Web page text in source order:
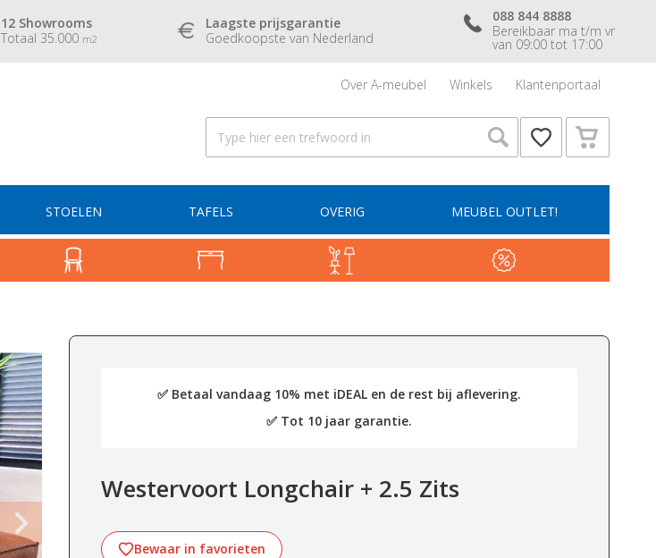
12 Showrooms
Totaal 35.000 m2
Laagste prijsgarantie
Goedkoopste van Nederland
088 844 8888
Bereikbaar ma t/m vr
van 09:00 tot 17:00
Over A-meubel Winkels Klantenportaal
STOELEN TAFELS OVERIG MEUBEL OUTLET!
✅ Betaal vandaag 10% met iDEAL en de rest bij aflevering.
✅ Tot 10 jaar garantie.
Westervoort Longchair + 2.5 Zits
Bewaar in favorieten